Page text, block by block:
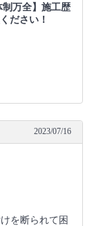
制万全】施工歴
ださい！
2023/07/16
を断られて困